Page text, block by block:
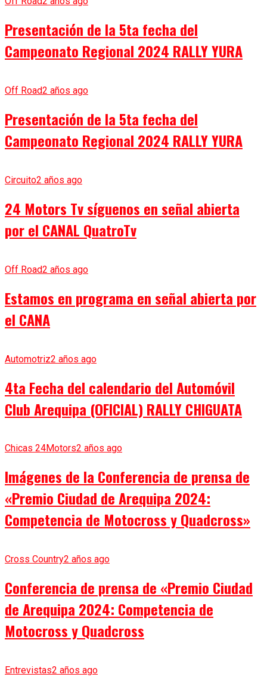
Presentación de la 5ta fecha del
Campeonato Regional 2024 RALLY YURA
Off Road2 años ago
Presentación de la 5ta fecha del
Campeonato Regional 2024 RALLY YURA
Circuito2 años ago
24 Motors Tv síguenos en señal abierta
por el CANAL QuatroTv
Off Road2 años ago
Estamos en programa en señal abierta por
el CANA
Automotriz2 años ago
4ta Fecha del calendario del Automóvil
Club Arequipa (OFICIAL) RALLY CHIGUATA
Chicas 24Motors2 años ago
Imágenes de la Conferencia de prensa de
«Premio Ciudad de Arequipa 2024:
Competencia de Motocross y Quadcross»
Cross Country2 años ago
Conferencia de prensa de «Premio Ciudad
de Arequipa 2024: Competencia de
Motocross y Quadcross
Entrevistas2 años ago